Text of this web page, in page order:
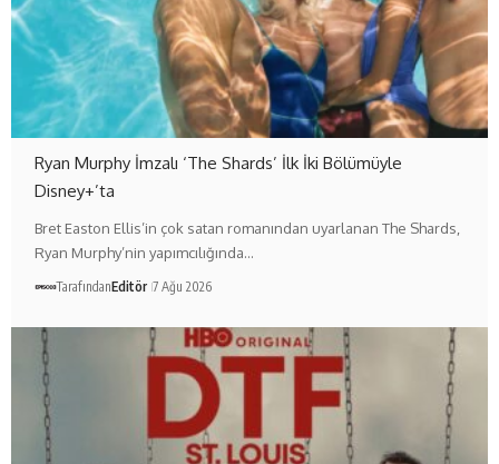
Ryan Murphy İmzalı ‘The Shards’ İlk İki Bölümüyle
Disney+’ta
Bret Easton Ellis’in çok satan romanından uyarlanan The Shards,
Ryan Murphy’nin yapımcılığında…
TarafındanEditör 7 Ağu 2026